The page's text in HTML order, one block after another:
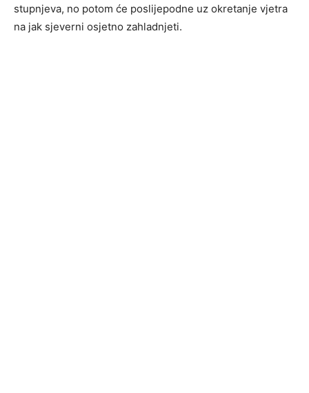
stupnjeva, no potom će poslijepodne uz okretanje vjetra
na jak sjeverni osjetno zahladnjeti.